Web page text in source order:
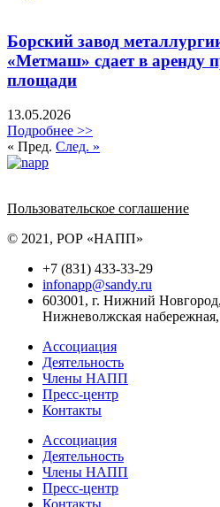
Борский завод
«Метмаш» сдает в аренду
площади
13.05.2026
Подробнее >>
« Пред. След. »
Пользовательское соглашение
© 2021, РОР «НАПП»
+7 (831) 433-33-29
infonapp@sandy.ru
603001, г. Нижний Новгород,
Нижневолжская
Ассоциация
Деятельность
Члены НАПП
Пресс-центр
Контакты
Ассоциация
Деятельность
Члены НАПП
Пресс-центр
Контакты